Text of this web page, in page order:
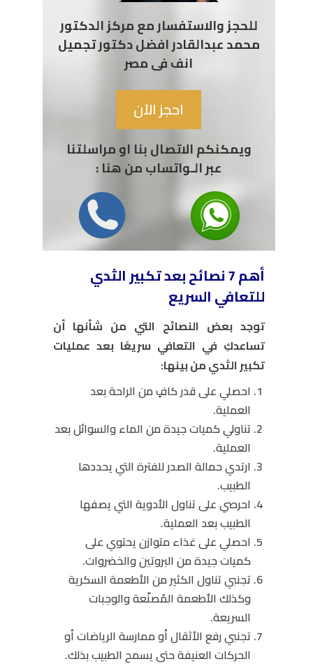
للحجز والاستفسار مع مركز الدكتور
محمد عبدالقادر افضل دكتور تجميل
انف فى مصر
احجز الآن
ويمكنكم الاتصال بنا او مراسلتنا
عبر الـواتساب من هنا :
أهم 7 نصائح بعد تكبير الثدي
للتعافي السريع
توجد بعض النصائح التي من شأنها أن
تساعدكِ في التعافي سريعًا بعد عمليات
تكبير الثدي من بينها:
احصلي على قدر كافٍ من الراحة بعد
العملية.
تناولي كميات جيدة من الماء والسوائل بعد
العملية.
ارتدي حمالة الصدر للفترة التي يحددها
الطبيب.
احرصي على تناول الأدوية التي يصفها
الطبيب بعد العملية.
احصلي على غذاء متوازن يحتوي على
كميات جيدة من البروتين والخضروات.
تجنبي تناول الكثير من الأطعمة السكرية
وكذلك الأطعمة المُصنّعة والوجبات
السريعة.
تجنبي رفع الأثقال أو ممارسة الرياضات أو
الحركات العنيفة حتى يسمح الطبيب بذلك.